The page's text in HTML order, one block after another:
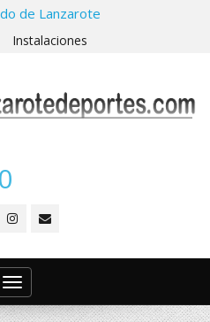
de Lanzarote
Instalaciones
Toggle
navigation